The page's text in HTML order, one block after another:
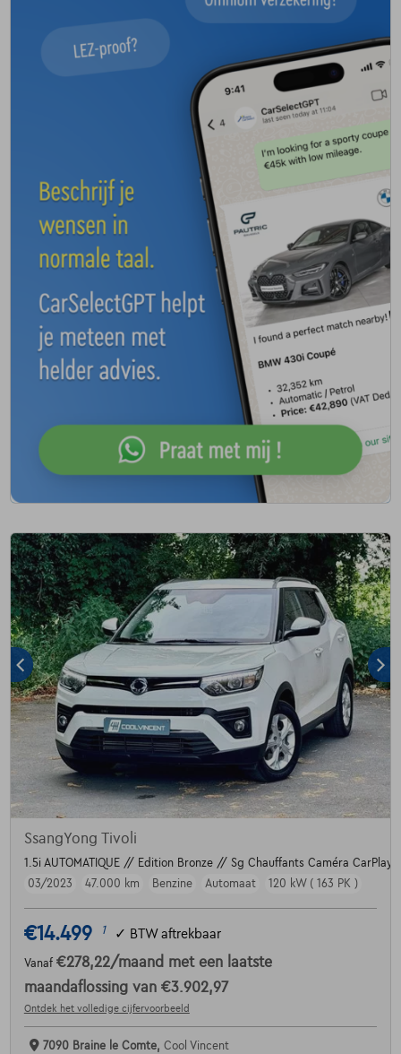
SsangYong Tivoli
1.5i AUTOMATIQUE // Edition Bronze // Sg Chauffants Caméra CarPlay
03/2023
47.000 km Benzine Automaat 120 kW ( 163 PK )
€14.499 1 ✓ BTW aftrekbaar
Vanaf €278,22/maand met een laatste
maandaflossing van €3.902,97
Ontdek het volledige cijfervoorbeeld
7090 Braine le Comte, Cool Vincent